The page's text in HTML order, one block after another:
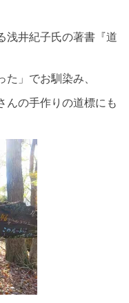
浅井紀子氏の著書『道
」でお馴染み、
んの手作りの道標にも